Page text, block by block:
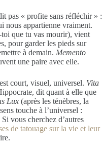
pas « profite sans réfléchir » :
nous appartienne vraiment.
toi que tu vas mourir), vient
pour garder les pieds sur
à demain. Memento
une paire avec elle.
court, visuel, universel. Vita
dit quant à elle que
Lux (après les ténèbres, la
touche à l’universel :
vous cherchez d’autres
de tatouage sur la vie et leur